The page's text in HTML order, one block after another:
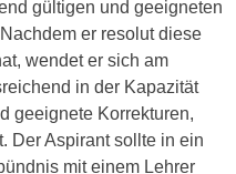
gültigen und geeigneten
er resolut diese
wendet er sich am
in der Kapazität
geeignete Korrekturen,
Der Aspirant sollte in ein
mit einem Lehrer